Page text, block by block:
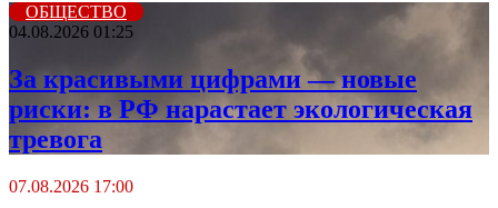
ОБЩЕСТВО
04.08.2026 01:25
За красивыми цифрами — новые
риски: в РФ нарастает экологическая
тревога
07.08.2026 17:00